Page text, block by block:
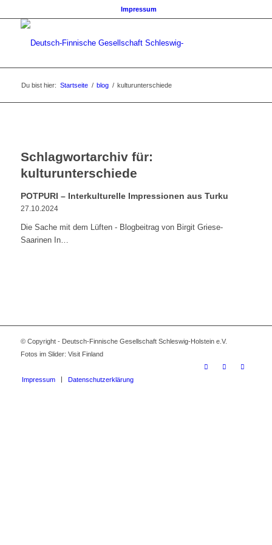
Impressum
Du bist hier: Startseite / blog / kulturunterschiede
Schlagwortarchiv für:
kulturunterschiede
POTPURI – Interkulturelle Impressionen aus Turku
27.10.2024
Die Sache mit dem Lüften - Blogbeitrag von Birgit Griese-
Saarinen In…
© Copyright - Deutsch-Finnische Gesellschaft Schleswig-Holstein e.V.
Fotos im Slider: Visit Finland
Impressum Datenschutzerklärung